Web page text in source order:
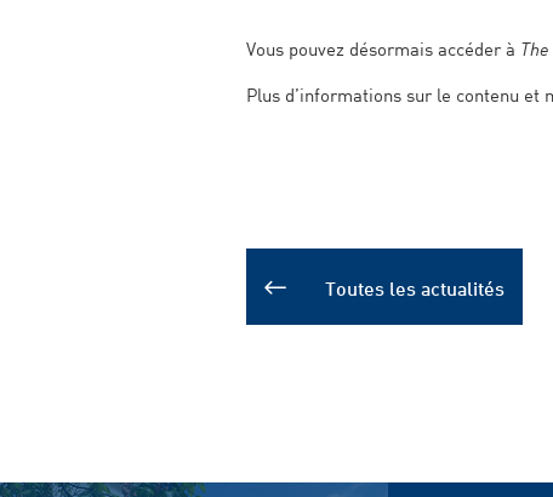
Vous pouvez désormais accéder à
Plus d’informations sur le contenu et
Toutes les actualités